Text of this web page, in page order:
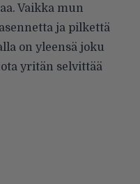
Vaikka mun
ja pilkettä
on yleensä joku
yritän selvittää